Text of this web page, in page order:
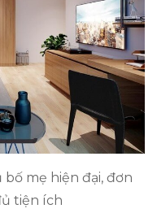
mẹ hiện đại, đơn
tiện ích